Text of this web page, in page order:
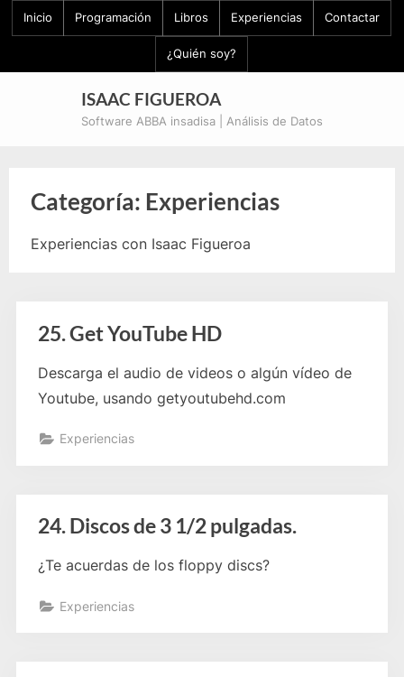
Skip
to
Inicio Programación Libros Experiencias Contactar
¿Quién soy?
ISAAC FIGUEROA
Software ABBA insadisa | Análisis de Datos
Categoría: Experiencias
Experiencias con Isaac Figueroa
25. Get YouTube HD
Descarga el audio de videos o algún vídeo de
Youtube, usando getyoutubehd.com
Experiencias
24. Discos de 3 1/2 pulgadas.
¿Te acuerdas de los floppy discs?
Experiencias